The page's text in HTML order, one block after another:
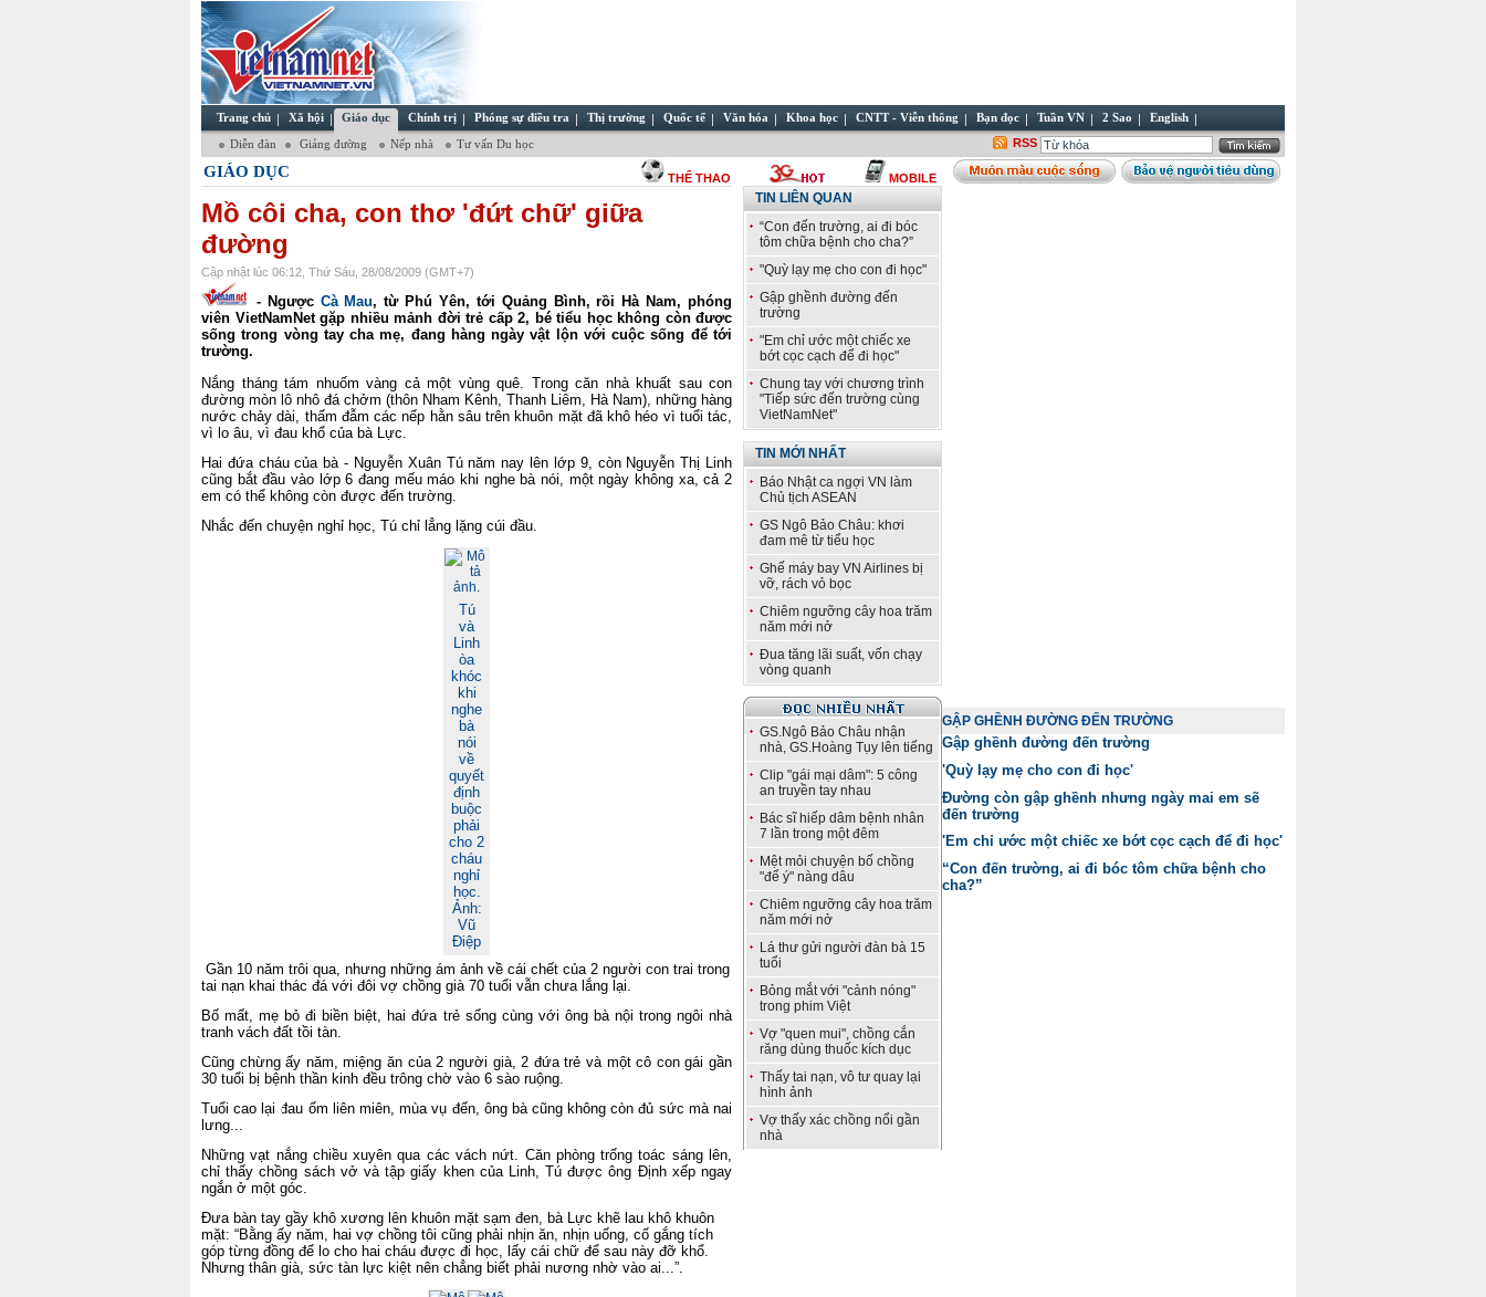
Trang chủ Xã hội Giáo dục Chính trị Phóng sự điều tra Thị trường Quốc tế Văn hóa Khoa học CNTT - Viễn thông Bạn đọc Tuần VN 2 Sao English
Diễn đàn Giảng đường Nếp nhà Tư vấn Du học RSS
GIÁO DỤC THỂ THAO MOBILE
Mồ côi cha, con thơ 'đứt chữ' giữa
đường
Cập nhật lúc 06:12, Thứ Sáu, 28/08/2009 (GMT+7)
- Ngược Cà Mau, từ Phú Yên, tới Quảng Bình, rồi Hà Nam, phóng
viên VietNamNet gặp nhiều mảnh đời trẻ cấp 2, bé tiểu học không còn được
sống trong vòng tay cha mẹ, đang hàng ngày vật lộn với cuộc sống để tới
trường.
Nắng tháng tám nhuốm vàng cả một vùng quê. Trong căn nhà khuất sau con
đường mòn lô nhô đá chởm (thôn Nham Kênh, Thanh Liêm, Hà Nam), những hàng
nước chảy dài, thấm đẫm các nếp hằn sâu trên khuôn mặt đã khô héo vì tuổi tác,
vì lo âu, vì đau khổ của bà Lực.
Hai đứa cháu của bà - Nguyễn Xuân Tú năm nay lên lớp 9, còn Nguyễn Thị Linh
cũng bắt đầu vào lớp 6 đang mếu máo khi nghe bà nói, một ngày không xa, cả 2
em có thể không còn được đến trường.
Nhắc đến chuyện nghỉ học, Tú chỉ lẳng lặng cúi đầu.
Tú
và
Linh
òa
khóc
khi
nghe
bà
nói
về
quyết
định
buộc
phải
cho 2
cháu
nghỉ
học.
Ảnh:
Vũ
Điệp
Gần 10 năm trôi qua, nhưng những ám ảnh về cái chết của 2 người con trai trong
tai nạn khai thác đá với đôi vợ chồng già 70 tuổi vẫn chưa lắng lại.
Bố mất, mẹ bỏ đi biền biệt, hai đứa trẻ sống cùng với ông bà nội trong ngôi nhà
tranh vách đất tồi tàn.
Cũng chừng ấy năm, miệng ăn của 2 người già, 2 đứa trẻ và một cô con gái gần
30 tuổi bị bệnh thần kinh đều trông chờ vào 6 sào ruộng.
Tuổi cao lại đau ốm liên miên, mùa vụ đến, ông bà cũng không còn đủ sức mà nai
lưng...
Những vạt nắng chiều xuyên qua các vách nứt. Căn phòng trống toác sáng lên,
chỉ thấy chồng sách vở và tập giấy khen của Linh, Tú được ông Định xếp ngay
ngắn ở một góc.
Đưa bàn tay gầy khô xương lên khuôn mặt sạm đen, bà Lực khẽ lau khô khuôn
mặt: “Bằng ấy năm, hai vợ chồng tôi cũng phải nhịn ăn, nhịn uống, cố gắng tích
góp từng đồng để lo cho hai cháu được đi học, lấy cái chữ để sau này đỡ khổ.
Nhưng thân già, sức tàn lực kiệt nên chẳng biết phải nương nhờ vào ai...”.
TIN LIÊN QUAN
“Con đến trường, ai đi bóc
tôm chữa bệnh cho cha?”
"Quỳ lạy mẹ cho con đi học"
Gập ghềnh đường đến
trường
"Em chỉ ước một chiếc xe
bớt cọc cạch để đi học"
Chung tay với chương trình
"Tiếp sức đến trường cùng
VietNamNet"
TIN MỚI NHẤT
Báo Nhật ca ngợi VN làm
Chủ tịch ASEAN
GS Ngô Bảo Châu: khơi
đam mê từ tiểu học
Ghế máy bay VN Airlines bị
vỡ, rách vỏ bọc
Chiêm ngưỡng cây hoa trăm
năm mới nở
Đua tăng lãi suất, vốn chạy
vòng quanh
GS.Ngô Bảo Châu nhận
nhà, GS.Hoàng Tụy lên tiếng
Clip "gái mại dâm": 5 công
an truyền tay nhau
Bác sĩ hiếp dâm bệnh nhân
7 lần trong một đêm
Mệt mỏi chuyện bố chồng
"để ý" nàng dâu
Chiêm ngưỡng cây hoa trăm
năm mới nở
Lá thư gửi người đàn bà 15
tuổi
Bỏng mắt với "cảnh nóng"
trong phim Việt
Vợ "quen mui", chồng cắn
răng dùng thuốc kích dục
Thấy tai nạn, vô tư quay lại
hình ảnh
Vợ thấy xác chồng nổi gần
nhà
GẬP GHỀNH ĐƯỜNG ĐẾN TRƯỜNG
Gập ghềnh đường đến trường
'Quỳ lạy mẹ cho con đi học'
Đường còn gập ghềnh nhưng ngày mai em sẽ
đến trường
'Em chỉ ước một chiếc xe bớt cọc cạch để đi học'
“Con đến trường, ai đi bóc tôm chữa bệnh cho
cha?”